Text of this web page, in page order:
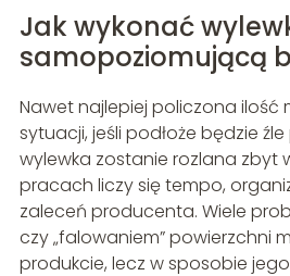
Jak wykonać
samopoziomującą
Nawet najlepiej policzona ilość
sytuacji, jeśli podłoże będzie
wylewka zostanie rozlana zbyt
pracach liczy się tempo,
zaleceń producenta. Wiele
czy „falowaniem” powierzchni
produkcie, lecz w sposobie